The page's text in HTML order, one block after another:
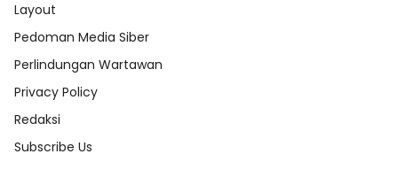
Layout
Pedoman Media Siber
Perlindungan Wartawan
Privacy Policy
Redaksi
Subscribe Us